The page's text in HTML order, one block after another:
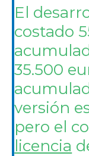
El
costado
35.500
versión
pero el
licencia